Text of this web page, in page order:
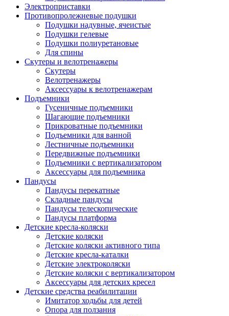
Электроприставки
Противопролежневые подушки
Подушки надувные, ячеистые
Подушки гелевые
Подушки полиуретановые
Для спины
Скутеры и велотренажеры
Скутеры
Велотренажеры
Аксессуары к велотренажерам
Подъемники
Гусеничные подъемники
Шагающие подъемники
Прикроватные подъемники
Подъемники для ванной
Лестничные подъемники
Передвижные подъемники
Подъемники с вертикализатором
Аксессуары для подъемника
Пандусы
Пандусы перекатные
Складные пандусы
Пандусы телескопические
Пандусы платформа
Детские кресла-коляски
Детские коляски
Детские коляски активного типа
Детские кресла-каталки
Детские электроколяски
Детские коляски с вертикализатором
Аксессуары для детских кресел
Детские средства реабилитации
Имитатор ходьбы для детей
Опора для ползания